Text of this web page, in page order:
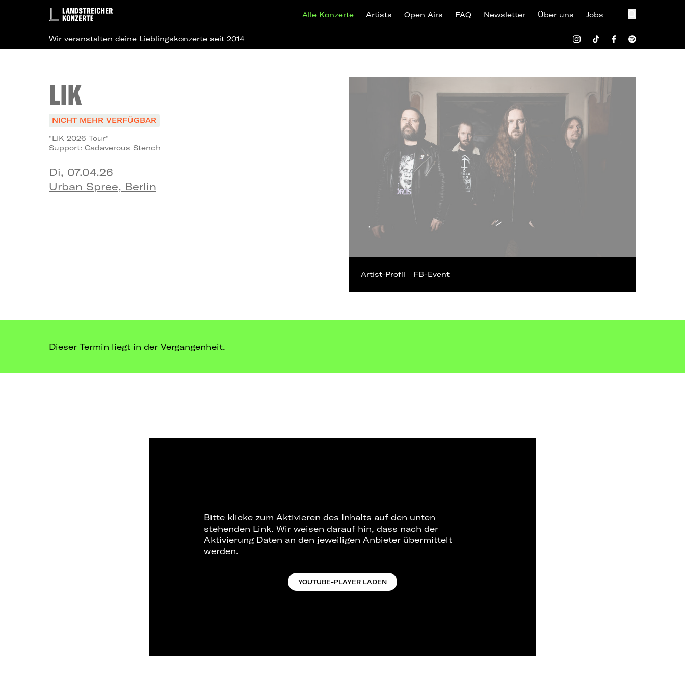
Alle Konzerte Artists Open Airs FAQ Newsletter Über uns Jobs
Wir veranstalten deine Lieblingskonzerte seit 2014
LIK
NICHT MEHR VERFÜGBAR
"LIK 2026 Tour"
Support: Cadaverous Stench
Di, 07.04.26
Urban Spree, Berlin
Artist-Profil FB-Event
Dieser Termin liegt in der Vergangenheit.
Bitte klicke zum Aktivieren des Inhalts auf den unten
stehenden Link. Wir weisen darauf hin, dass nach der
Aktivierung Daten an den jeweiligen Anbieter übermittelt
werden.
YOUTUBE-PLAYER LADEN